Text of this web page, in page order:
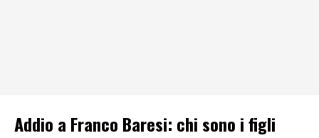
Addio a Franco Baresi: chi sono i figli